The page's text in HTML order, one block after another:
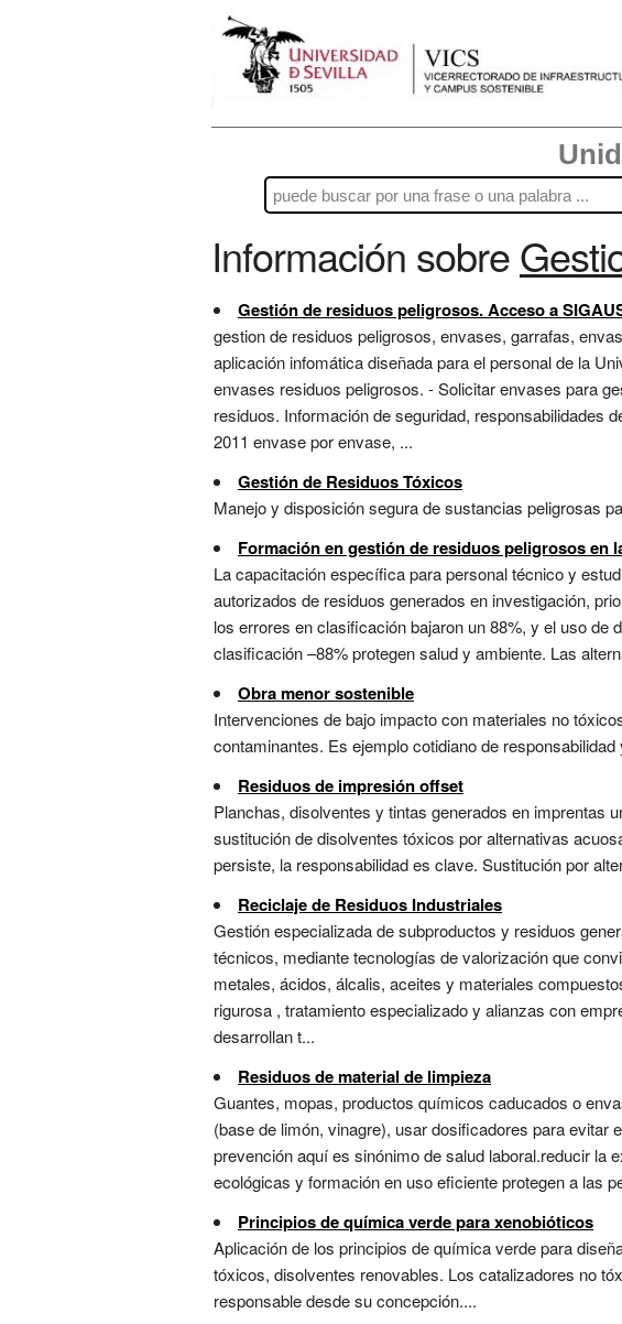
Información sobre
Gestión de residuos peligrosos. Acceso a
gestion de residuos peligrosos, envases, garrafas,
aplicación infomática diseñada para el personal de la
envases residuos peligrosos. - Solicitar envases para
residuos. Información de seguridad, responsabilidades
2011 envase por envase, ...
Gestión de Residuos Tóxicos
Manejo y disposición segura de sustancias peligrosas
Formación en gestión de residuos peligrosos en
La capacitación específica para personal técnico y
autorizados de residuos generados en investigación,
los errores en clasificación bajaron un 88%, y el uso
clasificación –88% protegen salud y ambiente. Las
Obra menor sostenible
Intervenciones de bajo impacto con materiales no
contaminantes. Es ejemplo cotidiano de
Residuos de impresión offset
Planchas, disolventes y tintas generados en imprentas
sustitución de disolventes tóxicos por alternativas
persiste, la responsabilidad es clave. Sustitución por
Reciclaje de Residuos Industriales
Gestión especializada de subproductos y residuos
técnicos, mediante tecnologías de valorización que
metales, ácidos, álcalis, aceites y materiales
rigurosa , tratamiento especializado y alianzas con
desarrollan t...
Residuos de material de limpieza
Guantes, mopas, productos químicos caducados o
(base de limón, vinagre), usar dosificadores para
prevención aquí es sinónimo de salud laboral.reducir la
ecológicas y formación en uso eficiente protegen a las
Principios de química verde para xenobióticos
Aplicación de los principios de química verde para
tóxicos, disolventes renovables. Los catalizadores no
responsable desde su concepción....